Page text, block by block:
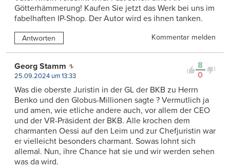
Götterhämmerung! Kaufen Sie jetzt das Werk bei uns im
fabelhaften IP-Shop. Der Autor wird es ihnen tanken.
Antworten Kommentar melden
8
0
Georg Stamm
25.09.2024 um 13:33
Was die oberste Juristin in der GL der BKB zu Herrn
Benko und den Globus-Millionen sagte ? Vermutlich ja
und amen, wie etliche andere auch, vor allem der CEO
und der VR-Präsident der BKB. Alle krochen dem
charmanten Oessi auf den Leim und zur Chefjuristin war
er vielleicht besonders charmant. Sowas lohnt sich
allemal. Nun, ihre Chance hat sie und wir werden sehen
was da wird.